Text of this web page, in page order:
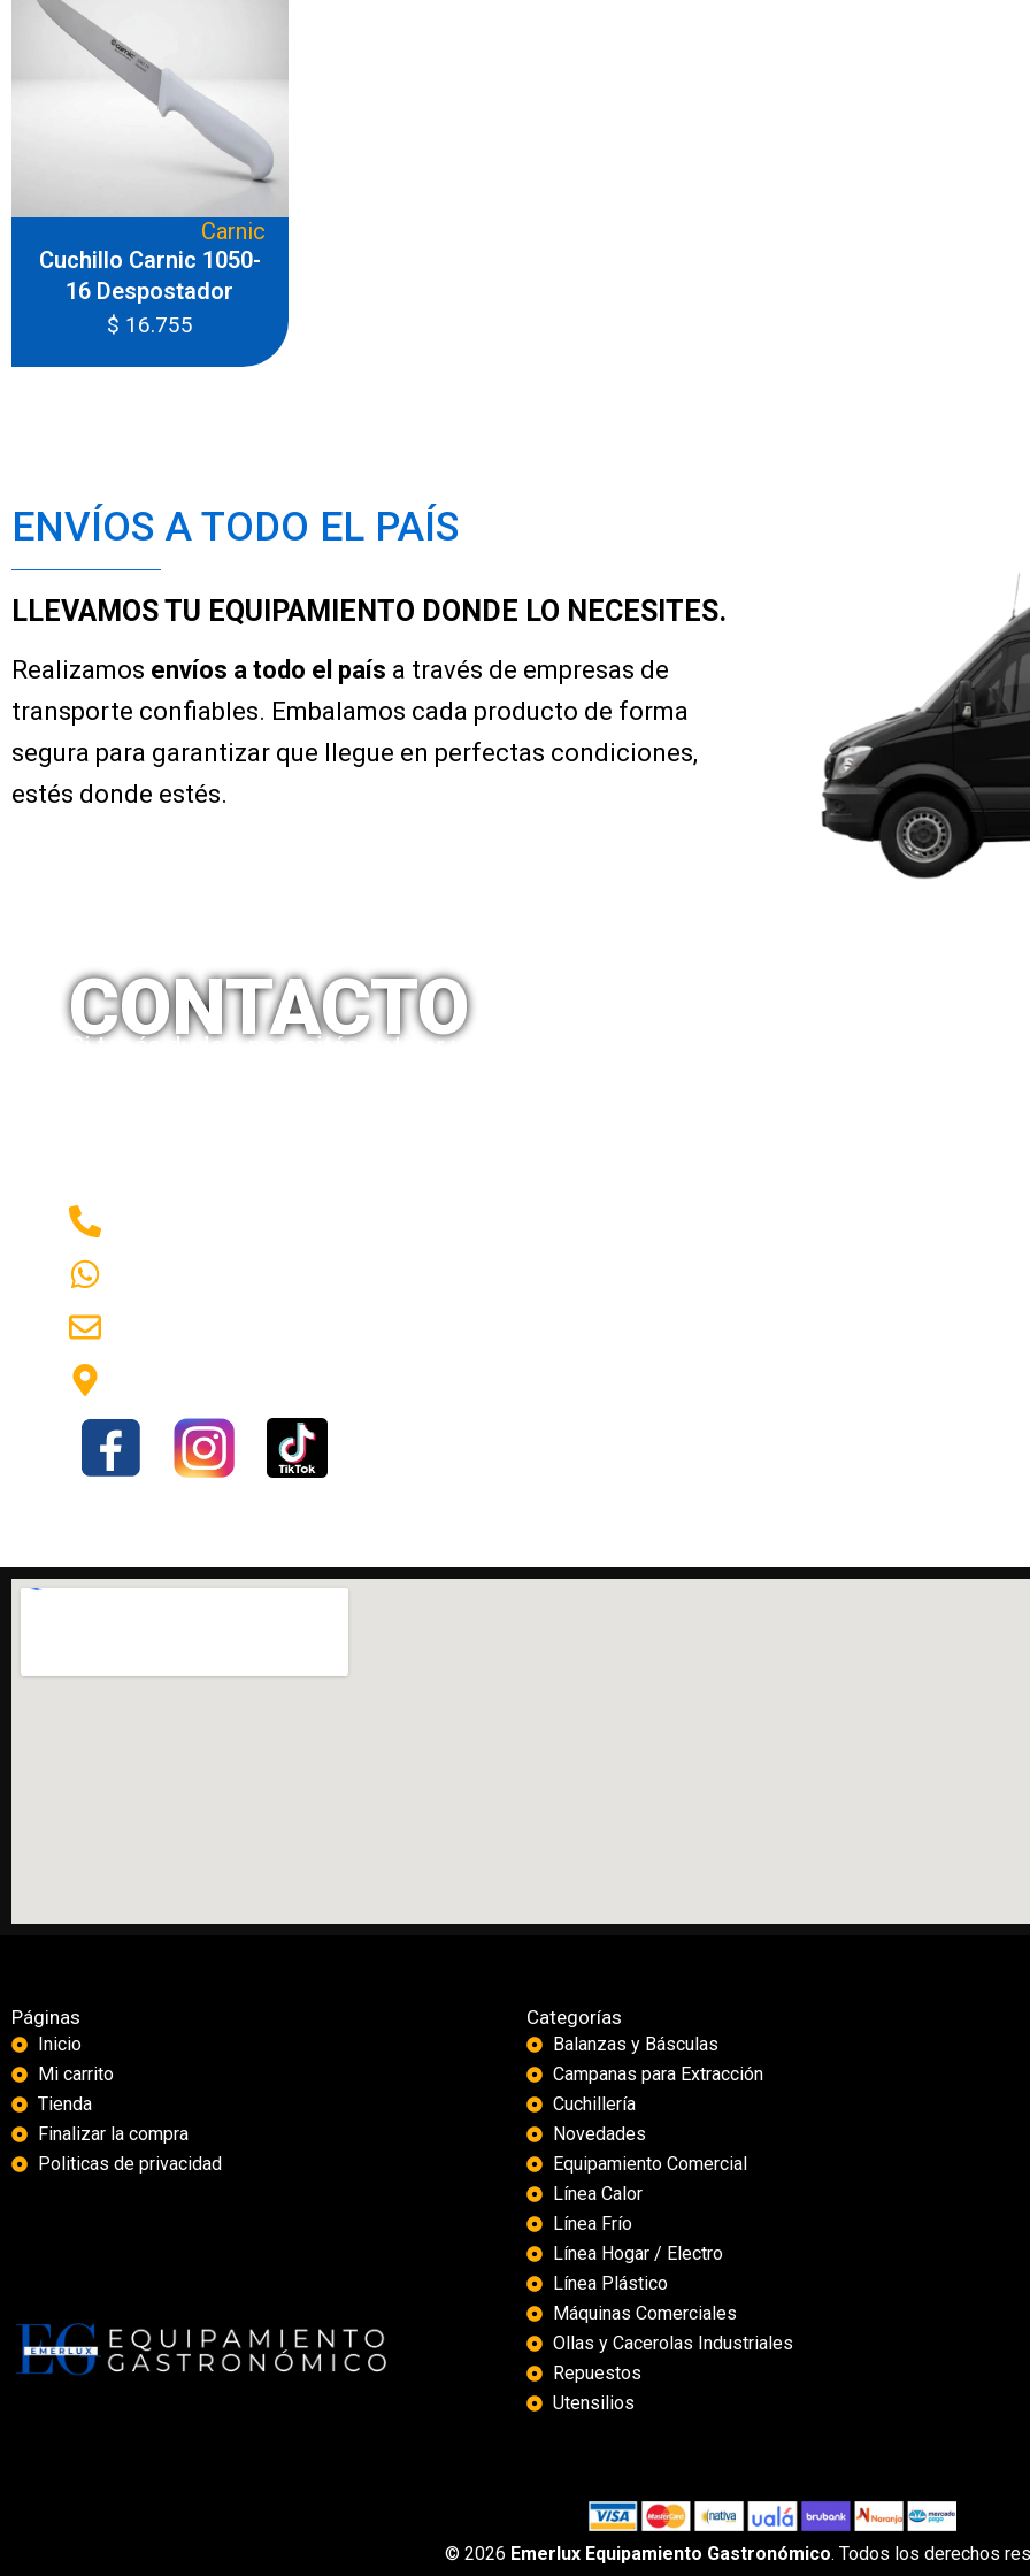
Carnic
Cuchillo Carnic 1050-
16 Despostador
$ 16.755
ENVÍOS A TODO EL PAÍS
LLEVAMOS TU EQUIPAMIENTO DONDE LO NECESITES.
Realizamos envíos a todo el país a través de empresas de
transporte confiables. Embalamos cada producto de forma
segura para garantizar que llegue en perfectas condiciones,
estés donde estés.
CONTACTO
Si tenés dudas, necesitás cotizar un producto o querés
Páginas
Inicio
Mi carrito
Tienda
Finalizar la compra
Politicas de privacidad
Categorías
Balanzas y Básculas
Campanas para Extracción
Cuchillería
Novedades
Equipamiento Comercial
Línea Calor
Línea Frío
Línea Hogar / Electro
Línea Plástico
Máquinas Comerciales
Ollas y Cacerolas Industriales
Repuestos
Utensilios
© 2026 Emerlux Equipamiento Gastronómico. Todos los derechos